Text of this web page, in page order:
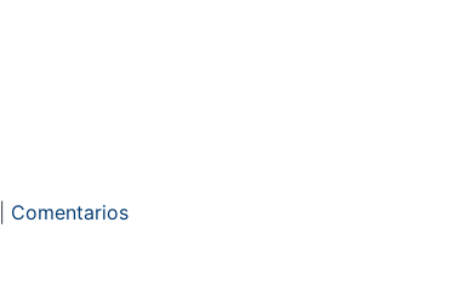
Comentarios